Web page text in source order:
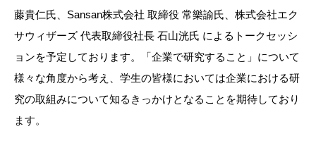
藤貴仁氏、Sansan株式会社 取締役 常樂諭氏、株式会社エク
サウィザーズ 代表取締役社長 石山洸氏 によるトークセッシ
ョンを予定しております。「企業で研究すること」について
様々な角度から考え、学生の皆様においては企業における研
究の取組みについて知るきっかけとなることを期待しており
ます。